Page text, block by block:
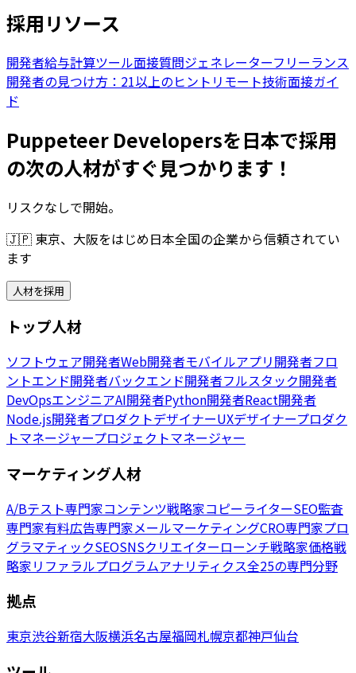
採用リソース
開発者給与計算ツール面接質問ジェネレーターフリーランス
開発者の見つけ方：21以上のヒント リモート技術面接ガイ
ド
Puppeteer Developersを日本で採用
の次の人材がすぐ見つかります！
リスクなしで開始。
🇯🇵 東京、大阪をはじめ日本全国の企業から信頼されてい
ます
人材を採用
トップ人材
ソフトウェア開発者Web開発者モバイルアプリ開発者フロ
ントエンド開発者バックエンド開発者フルスタック開発者
DevOpsエンジニアAI開発者Python開発者React開発者
Node.js開発者プロダクトデザイナーUXデザイナープロダク
トマネージャープロジェクトマネージャー
マーケティング人材
A/Bテスト専門家コンテンツ戦略家コピーライターSEO監査
専門家有料広告専門家メールマーケティングCRO専門家プロ
グラマティックSEOSNSクリエイターローンチ戦略家価格戦
略家リファラルプログラムアナリティクス全25の専門分野
拠点
東京渋谷新宿大阪横浜名古屋福岡札幌京都神戸仙台